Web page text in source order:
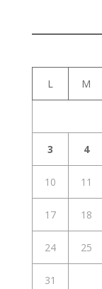
L M
3 4
10 11
17 18
24 25
31